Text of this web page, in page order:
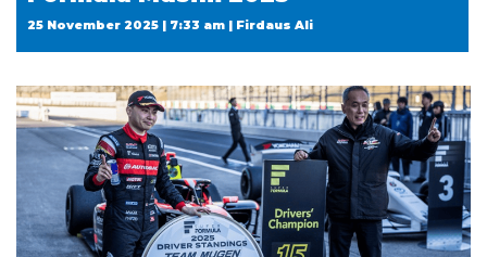
25 November 2025 | 7:33 am | Firdaus Ali